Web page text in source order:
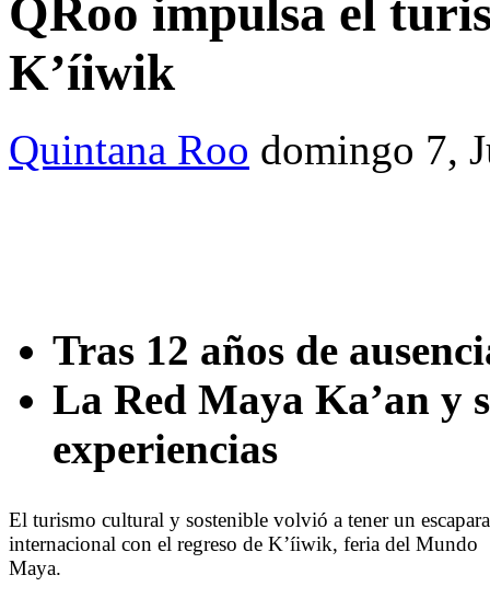
QRoo impulsa el
K’íiwik
Quintana Roo domingo 7,
Tras 12 años de
La Red Maya Ka’an y
experiencias
El turismo cultural y sostenible volvió a tener un
internacional con el regreso de K’íiwik, feria del Mundo
Maya.